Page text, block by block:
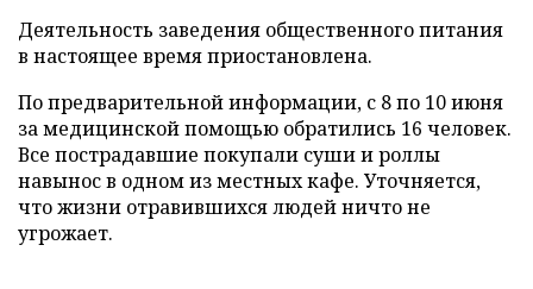
Деятельность заведения общественного питания
в настоящее время приостановлена.
По предварительной информации, с 8 по 10 июня
за медицинской помощью обратились 16 человек.
Все пострадавшие покупали суши и роллы
навынос в одном из местных кафе. Уточняется,
что жизни отравившихся людей ничто не
угрожает.